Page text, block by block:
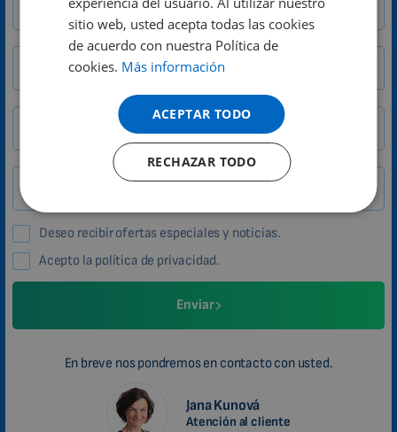
CP
Deseo recibir ofertas especiales y noticias.
Acepto la política de privacidad.
Enviar
En breve nos pondremos en contacto con usted.
Jana Kunová
Atención al cliente
DUTCH
GERMAN
SPANISH
CATALAN
CHINESE (TRADITIONAL)
CZECH
sitio web, usted acepta todas las cookies
de acuerdo con nuestra Política de
cookies. Más información
ACEPTAR TODO
RECHAZAR TODO